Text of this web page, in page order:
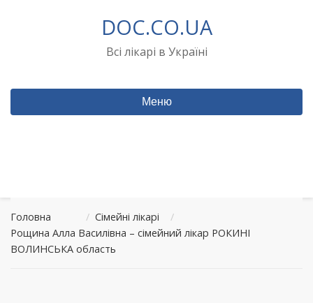
DOC.CO.UA
Всі лікарі в Україні
Меню
Головна / Сімейні лікарі
/
Рощина Алла Василівна – сімейний лікар РОКИНІ
ВОЛИНСЬКА область